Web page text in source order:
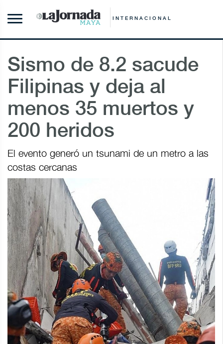
INTERNACIONAL
Sismo de 8.2 sacude
Filipinas y deja al
menos 35 muertos y
200 heridos
El evento generó un tsunami de un metro a las
costas cercanas